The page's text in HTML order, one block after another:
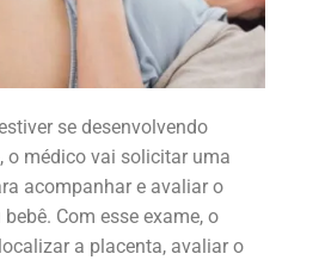
se desenvolvendo
o médico vai solicitar uma
acompanhar e avaliar o
Com esse exame, o
a placenta, avaliar o